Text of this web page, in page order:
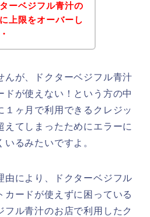
ーベジフル青汁の
上限をオーバーし
んが、ドクターベジフル青汁
ドが使えない！という方の中
１ヶ月で利用できるクレジッ
えてしまったためにエラーに
るみたいですよ。
由により、ドクターベジフル
カードが使えずに困っている
フル青汁のお店で利用したク